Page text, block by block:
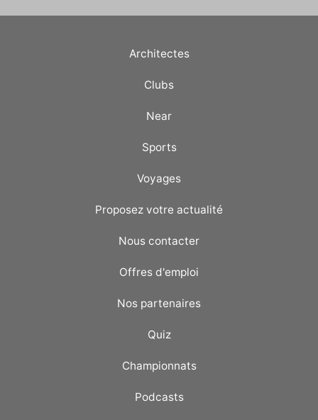
Architectes
Clubs
Near
Sports
Voyages
Proposez votre actualité
Nous contacter
Offres d'emploi
Nos partenaires
Quiz
Championnats
Podcasts